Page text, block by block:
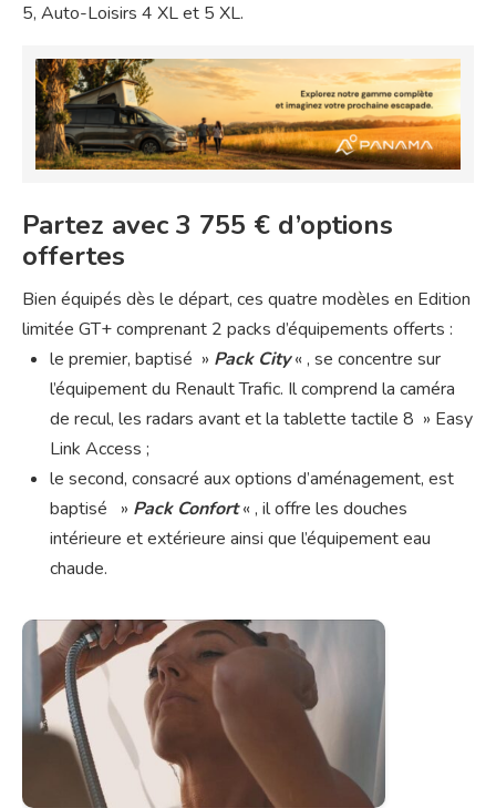
5, Auto-Loisirs 4 XL et 5 XL.
Partez avec 3 755 € d’options
offertes
Bien équipés dès le départ, ces quatre modèles en Edition
limitée GT+ comprenant 2 packs d’équipements offerts :
le premier, baptisé » Pack City« , se concentre sur
l’équipement du Renault Trafic. Il comprend la caméra
de recul, les radars avant et la tablette tactile 8 » Easy
Link Access ;
le second, consacré aux options d’aménagement, est
baptisé » Pack Confort« , il offre les douches
intérieure et extérieure ainsi que l’équipement eau
chaude.